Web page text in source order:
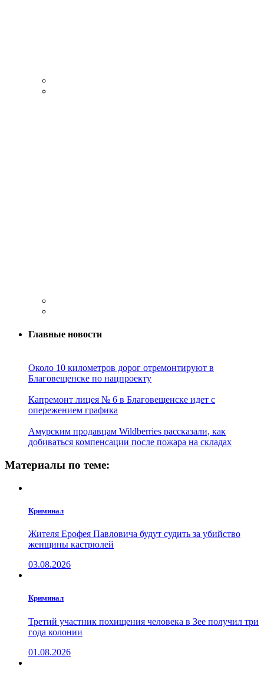
Главные новости
Около 10 километров дорог отремонтируют в
Благовещенске по нацпроекту
Капремонт лицея № 6 в Благовещенске идет с
опережением графика
Амурским продавцам Wildberries рассказали, как
добиваться компенсации после пожара на складах
Материалы по теме:
Криминал
Жителя Ерофея Павловича будут судить за убийство
женщины кастрюлей
03.08.2026
Криминал
Третий участник похищения человека в Зее получил три
года колонии
01.08.2026